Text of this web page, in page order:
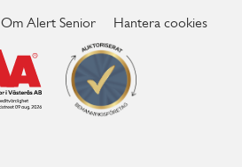
Om Alert Senior Hantera cookies